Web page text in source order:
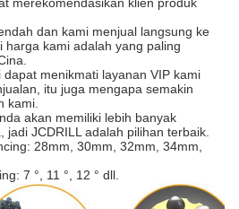
dan kami menjual langsung ke
harga kami adalah yang paling
menikmati layanan VIP kami
itu juga mengapa semakin
kami.
akan memiliki lebih banyak
jadi JCDRILL adalah pilihan terbaik.
28mm, 30mm, 32mm, 34mm,
7 °, 11 °, 12 ° dll.